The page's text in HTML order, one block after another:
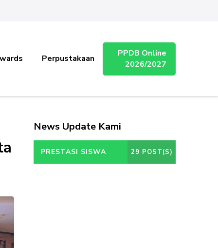
Perpustakaan
PPDB Online
2026/2027
News Update Kami
PRESTASI SISWA 29 POST(S)